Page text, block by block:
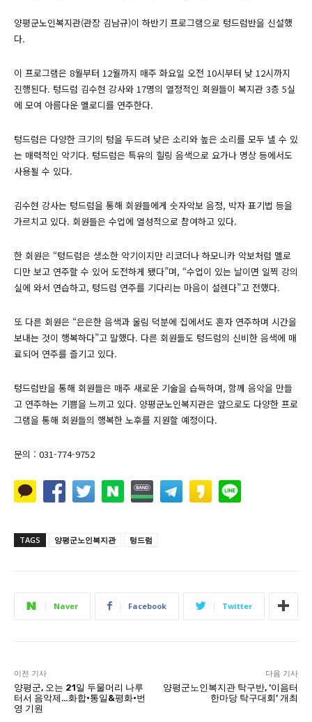
양평군노인복지관(관장 김남규)이 하반기 프로그램으로 텅드럼반을 신설했
다.
이 프로그램은 8월부터 12월까지 매주 화요일 오전 10시부터 낮 12시까지
진행된다. 텅드럼 김수현 강사와 17명의 열정적인 회원들이 복지관 3층 5실
에 모여 아름다운 멜로디를 연주한다.
텅드럼은 다양한 크기의 텅을 두드려 낮은 소리와 높은 소리를 모두 낼 수 있
는 매력적인 악기다. 텅드럼은 특유의 힐링 음색으로 요가나 명상 등에서도
사용될 수 있다.
김수현 강사는 텅드럼을 통해 회원들에게 숫자악보 음정, 박자 표기법 등을
가르치고 있다. 회원들은 수업에 열성적으로 참여하고 있다.
한 회원은 “텅드럼은 생소한 악기이지만 리코더나 하모니카 악보처럼 멜로
디만 보고 연주할 수 있어 도전하게 됐다”며, “수업이 있는 날이면 일찍 강의
실에 와서 연습하고, 텅드럼 연주를 기다리는 마음이 설렌다”고 전했다.
또 다른 회원은 “은은한 음색과 울림 덕분에 집에서도 혼자 연주하며 시간을
보내는 것이 행복하다”고 말했다. 다른 회원들도 텅드럼의 신비한 음색에 매
료되어 연주를 즐기고 있다.
텅드럼반을 통해 회원들은 매주 새로운 기술을 습득하며, 함께 음악을 만들
고 연주하는 기쁨을 느끼고 있다. 양평군노인복지관은 앞으로도 다양한 프로
그램을 통해 회원들의 행복한 노후를 지원할 예정이다.
문의 : 031-774-9752
TAGS 양평군노인복지관 텅드럼
Naver Facebook Twitter
이전 기사
양평군, 오는 21일 두물머리 나루
터서 음악제…화합·통일&평화·번
영 기원
다음 기사
양평군노인복지관 탁구반, ‘이음터
한마당 탁구대회’ 개최